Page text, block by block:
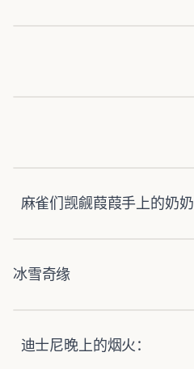
麻雀们觊觎葭葭手上的奶奶
冰雪奇缘
迪士尼晚上的烟火：